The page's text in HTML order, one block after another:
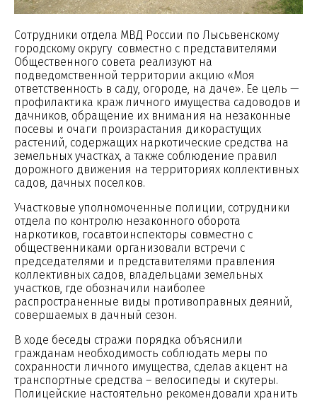
Сотрудники отдела МВД России по Лысьвенскому
городскому округу совместно с представителями
Общественного совета реализуют на
подведомственной территории акцию «Моя
ответственность в саду, огороде, на даче». Ее цель —
профилактика краж личного имущества садоводов и
дачников, обращение их внимания на незаконные
посевы и очаги произрастания дикорастущих
растений, содержащих наркотические средства на
земельных участках, а также соблюдение правил
дорожного движения на территориях коллективных
садов, дачных поселков.
Участковые уполномоченные полиции, сотрудники
отдела по контролю незаконного оборота
наркотиков, госавтоинспекторы совместно с
общественниками организовали встречи с
председателями и представителями правления
коллективных садов, владельцами земельных
участков, где обозначили наиболее
распространенные виды противоправных деяний,
совершаемых в дачный сезон.
В ходе беседы стражи порядка объяснили
гражданам необходимость соблюдать меры по
сохранности личного имущества, сделав акцент на
транспортные средства – велосипеды и скутеры.
Полицейские настоятельно рекомендовали хранить